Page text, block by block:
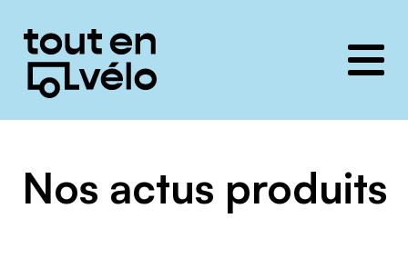
Toutenvélo
solutions
Nos actus produits